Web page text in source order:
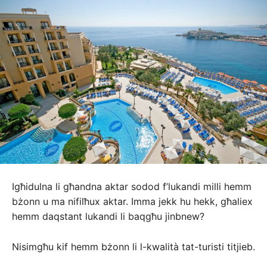
Igħidulna li għandna aktar sodod f’lukandi milli hemm
bżonn u ma nifilħux aktar. Imma jekk hu hekk, għaliex
hemm daqstant lukandi li baqgħu jinbnew?
Nisimgħu kif hemm bżonn li l-kwalità tat-turisti titjieb.